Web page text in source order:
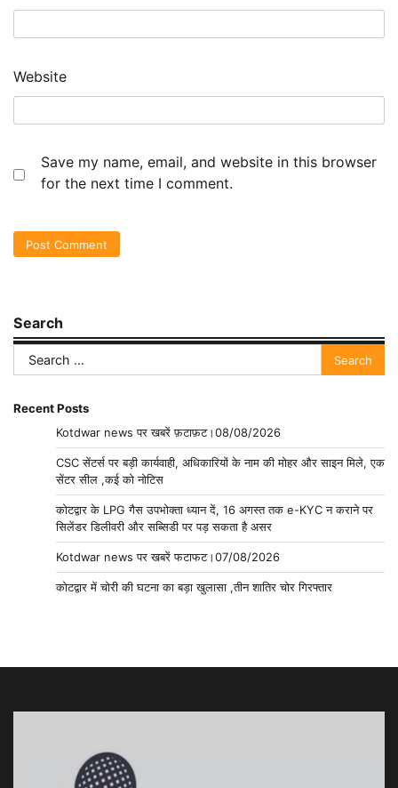
Website
Save my name, email, and website in this browser
for the next time I comment.
Search
Search
for:
Recent Posts
Kotdwar news पर खबरें फ़टाफ़ट।08/08/2026
CSC सेंटर्स पर बड़ी कार्यवाही, अधिकारियों के नाम की मोहर और साइन मिले, एक
सेंटर सील ,कई को नोटिस
कोटद्वार के LPG गैस उपभोक्ता ध्यान दें, 16 अगस्त तक e-KYC न कराने पर
सिलेंडर डिलीवरी और सब्सिडी पर पड़ सकता है असर
Kotdwar news पर खबरें फटाफट।07/08/2026
कोटद्वार में चोरी की घटना का बड़ा खुलासा ,तीन शातिर चोर गिरफ्तार